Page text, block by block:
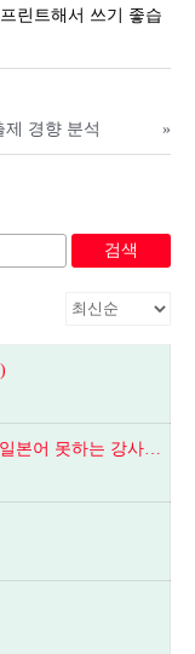
린트해서 쓰기 좋습
제 경향 분석
»
검색
일본유학 준비 및 학원 선택 시 주의 사항, 일본어 못하는 강사에게 수업듣지 마세요.